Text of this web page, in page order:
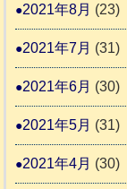
2021年8月 (23)
2021年7月 (31)
2021年6月 (30)
2021年5月 (31)
2021年4月 (30)